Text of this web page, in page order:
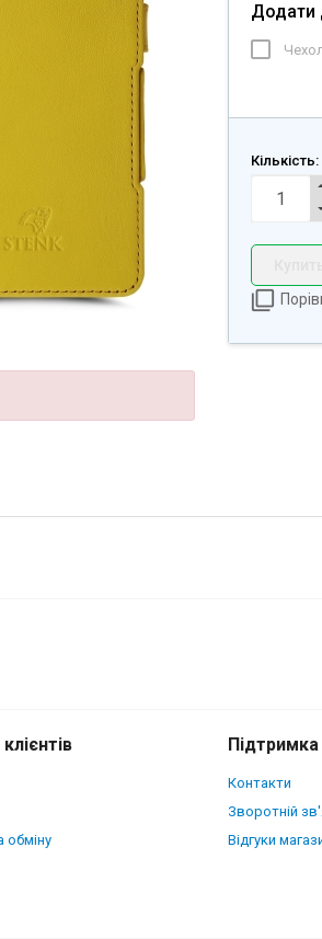
Додати
Кількість:
Poco M5s Жовтий
обміну
Підтримка
Контакти
Зворотній
Відгуки